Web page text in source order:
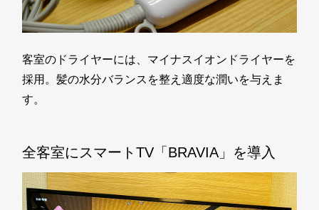
客室のドライヤーには、マイナスイオンドライヤーを
採用。髪の水分バランスを整え適度な潤いを与えま
す。
全客室にスマートTV「BRAVIA」を導入